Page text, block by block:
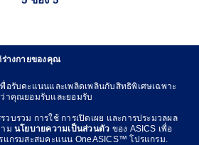
ร่างกายของคุณ
อรับคะแนนและเพลิดเพลินกับสิทธิพิเศษเฉพาะ
าคุณยอมรับและยอมรับ
วบรวม การใช้ การเปิดเผย และการประมวลผล
ม นโยบายความเป็นส่วนตัว ของ ASICS เพื่อ
แกรมสะสมคะแนน OneASICS™ โปรแกรม.